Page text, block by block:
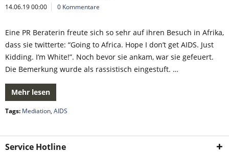
14.06.19 00:00 0 Kommentare
Eine PR Beraterin freute sich so sehr auf ihren Besuch in Afrika,
dass sie twitterte: “Going to Africa. Hope I don’t get AIDS. Just
Kidding. I’m White!”. Noch bevor sie ankam, war sie gefeuert.
Die Bemerkung wurde als rassistisch eingestuft. …
Mehr lesen
Tags: Mediation, AIDS
Service Hotline